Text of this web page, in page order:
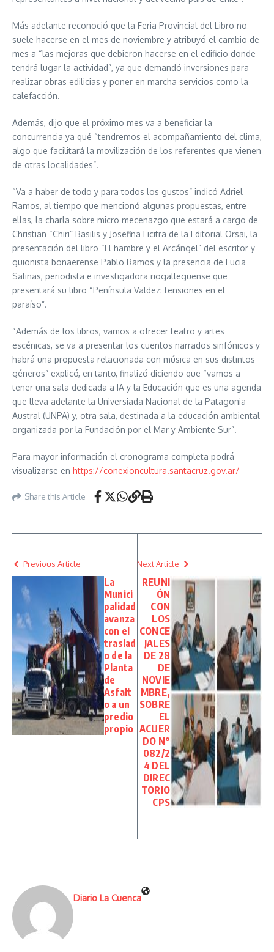
Más adelante reconoció que la Feria Provincial del Libro no
suele hacerse en el mes de noviembre y atribuyó el cambio de
mes a “las mejoras que debieron hacerse en el edificio donde
tendrá lugar la actividad”, ya que demandó inversiones para
realizar obras edilicias y poner en marcha servicios como la
calefacción.
Además, dijo que el próximo mes va a beneficiar la
concurrencia ya qué “tendremos el acompañamiento del clima,
algo que facilitará la movilización de los referentes que vienen
de otras localidades”.
“Va a haber de todo y para todos los gustos” indicó Adriel
Ramos, al tiempo que mencionó algunas propuestas, entre
ellas, la charla sobre micro mecenazgo que estará a cargo de
Christian “Chiri” Basilis y Josefina Licitra de la Editorial Orsai, la
presentación del libro “El hambre y el Arcángel” del escritor y
guionista bonaerense Pablo Ramos y la presencia de Lucia
Salinas, periodista e investigadora riogalleguense que
presentará su libro “Península Valdez: tensiones en el
paraíso”.
“Además de los libros, vamos a ofrecer teatro y artes
escénicas, se va a presentar los cuentos narrados sinfónicos y
habrá una propuesta relacionada con música en sus distintos
géneros” explicó, en tanto, finalizó diciendo que “vamos a
tener una sala dedicada a IA y la Educación que es una agenda
que lleva adelante la Universiada Nacional de la Patagonia
Austral (UNPA) y, otra sala, destinada a la educación ambiental
organizada por la Fundación por el Mar y Ambiente Sur”.
Para mayor información el cronograma completa podrá
visualizarse en https://conexioncultura.santacruz.gov.ar/
Share this Article
Previous Article
La
Munici
palidad
avanza
con el
traslad
o de la
Planta
de
Asfalt
o a un
predio
propio
Next Article
REUNI
ÓN
CON
LOS
CONCE
JALES
DE 28
DE
NOVIE
MBRE,
SOBRE
EL
ACUER
DO N°
082/2
4 DEL
DIREC
TORIO
CPS
Diario La Cuenca